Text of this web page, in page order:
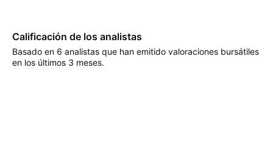
Calificación de los analistas
Basado en 6 analistas que han emitido valoraciones bursátiles
en los últimos 3 meses.